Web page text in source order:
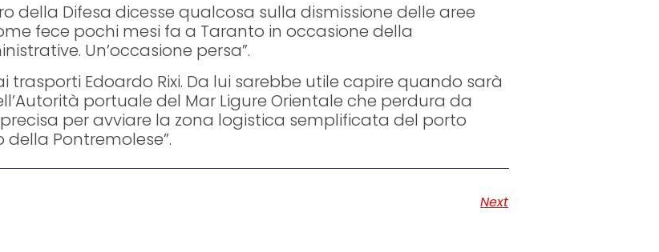
della Difesa dicesse qualcosa sulla dismissione delle aree
fece pochi mesi fa a Taranto in occasione della
Un’occasione persa”.
trasporti Edoardo Rixi. Da lui sarebbe utile capire quando sarà
portuale del Mar Ligure Orientale che perdura da
per avviare la zona logistica semplificata del porto
Pontremolese”.
Next